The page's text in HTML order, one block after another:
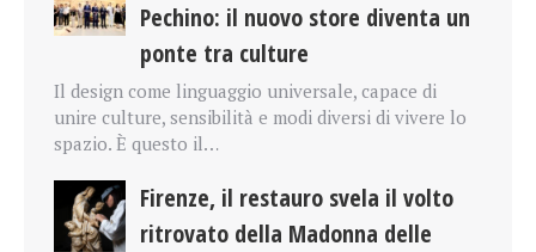
Pechino: il nuovo store diventa un
ponte tra culture
Il design come linguaggio universale, capace di
unire culture, sensibilità e modi diversi di vivere lo
spazio. È questo il…
Firenze, il restauro svela il volto
ritrovato della Madonna delle